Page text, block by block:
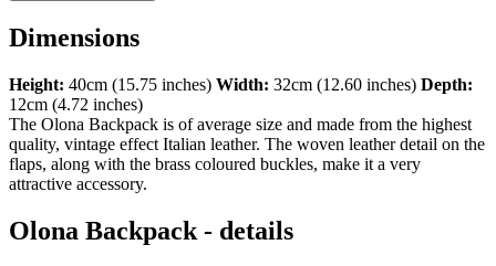
Dimensions
Height: 40cm (15.75 inches) Width: 32cm (12.60 inches) Depth:
12cm (4.72 inches)
The Olona Backpack is of average size and made from the highest
quality, vintage effect Italian leather. The woven leather detail on the
flaps, along with the brass coloured buckles, make it a very
attractive accessory.
Olona Backpack - details